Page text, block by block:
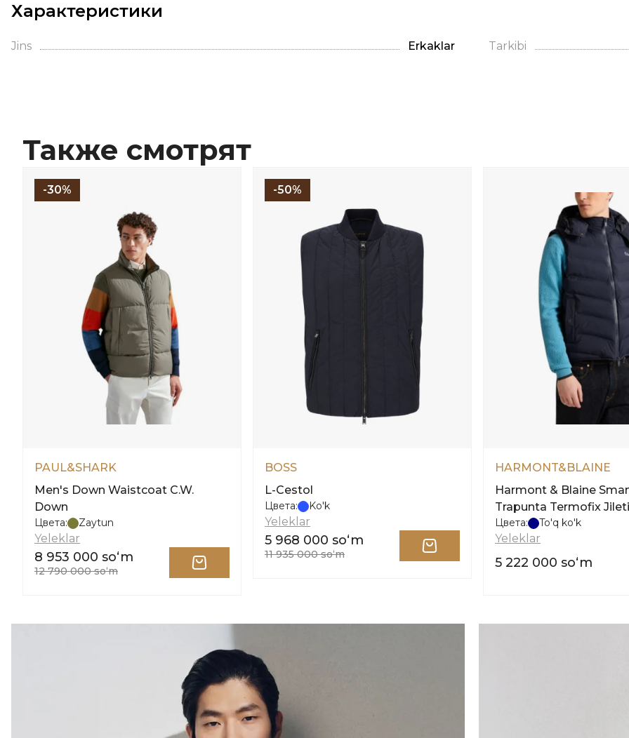
Характеристики
Jins Erkaklar Tarkibi
Также смотрят
-30%
PAUL&SHARK
Men's Down Waistcoat C.W.
Down
Цвета: Zaytun
Yeleklar
8 953 000 soʻm
12 790 000 soʻm
-50%
BOSS
L-Cestol
Цвета: Ko'k
Yeleklar
5 968 000 soʻm
11 935 000 soʻm
HARMONT&BLAINE
Harmont & Blaine
Trapunta Termofix Jileti
Цвета: To'q ko'k
Yeleklar
5 222 000 soʻm